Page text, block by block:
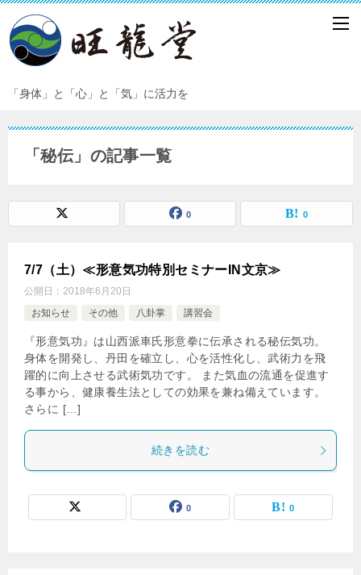
「身体」と「心」と「気」に活力を
「秘伝」の記事一覧
0 0
7/7（土）≪形意気功特別セミナーIN文京≫
公開日： 2018年6月20日
お知らせ
その他 八卦掌 講習会
『形意気功』は山西派車氏形意拳に伝承される秘伝気功。
身体を開発し、丹田を確立し、心を活性化し、武術力を飛
躍的に向上させる武術気功です。 また気血の流通を促進す
る事から、健康養生法としての効果を兼ね備えています。
さらに […]
続きを読む
0 0